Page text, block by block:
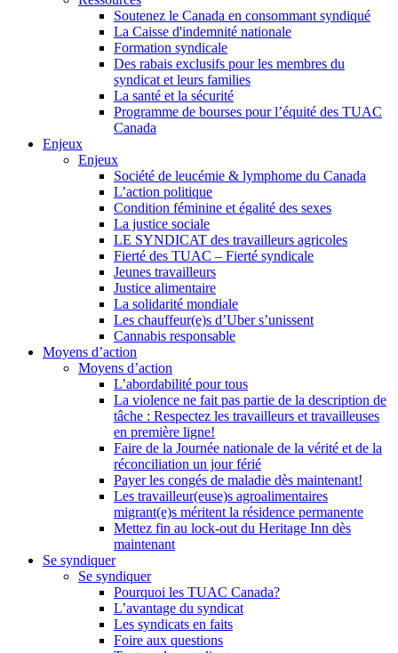
Soutenez le Canada en consommant syndiqué
La Caisse d'indemnité nationale
Formation syndicale
Des rabais exclusifs pour les membres du
syndicat et leurs families
La santé et la sécurité
Programme de bourses pour l’équité des TUAC
Canada
Enjeux
Enjeux
Société de leucémie & lymphome du Canada
L’action politique
Condition féminine et égalité des sexes
La justice sociale
LE SYNDICAT des travailleurs agricoles
Fierté des TUAC – Fierté syndicale
Jeunes travailleurs
Justice alimentaire
La solidarité mondiale
Les chauffeur(e)s d’Uber s’unissent
Cannabis responsable
Moyens d’action
Moyens d’action
L’abordabilité pour tous
La violence ne fait pas partie de la description de
tâche : Respectez les travailleurs et travailleuses
en première ligne!
Faire de la Journée nationale de la vérité et de la
réconciliation un jour férié
Payer les congés de maladie dès maintenant!
Les travailleur(euse)s agroalimentaires
migrant(e)s méritent la résidence permanente
Mettez fin au lock-out du Heritage Inn dès
maintenant
Se syndiquer
Se syndiquer
Pourquoi les TUAC Canada?
L’avantage du syndicat
Les syndicats en faits
Foire aux questions